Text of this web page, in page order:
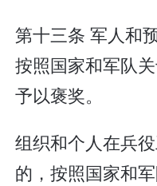
第十三条 军人和
按照国家和军队
予以褒奖。
组织和个人在兵
的，按照国家和